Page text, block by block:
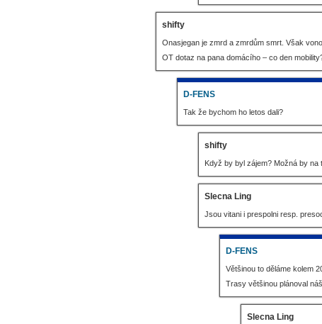
shifty
Onasjegan je zmrd a zmrdům smrt. Však
OT dotaz na pana domácího – co den
D-FENS
Tak že bychom ho letos dali?
shifty
Když by byl zájem? Možná by na
Slecna Ling
Jsou vitani i prespolni resp.
D-FENS
Většinou to děláme kolem
Trasy většinou plánoval
Slecna Ling